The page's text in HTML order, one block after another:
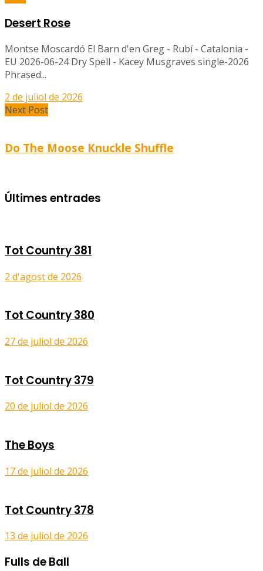
Desert Rose
Montse Moscardó El Barn d'en Greg - Rubí - Catalonia -
EU 2026-06-24 Dry Spell - Kacey Musgraves single-2026
Phrased...
2 de juliol de 2026
Next Post
Do The Moose Knuckle Shuffle
Últimes entrades
Tot Country 381
2 d'agost de 2026
Tot Country 380
27 de juliol de 2026
Tot Country 379
20 de juliol de 2026
The Boys
17 de juliol de 2026
Tot Country 378
13 de juliol de 2026
Fulls de Ball